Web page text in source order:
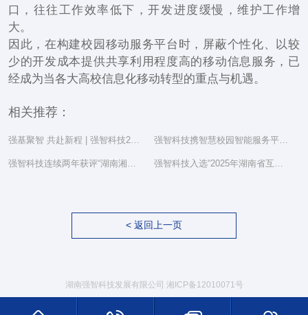
口，往往工作效率低下，开发进度缓慢，维护工作增
大。
因此，在构建校园移动服务平台时，屏蔽个性化、以较
少的开发成本提供共享利用程度高的移动信息服务，已
经成为当各大高校信息化移动转型的重点与机遇。
相关推荐：
强基聚智 共赴新程 | 强智科技2025年度总结表彰大会隆重举行 强智科技携智慧校园智能服务平台亮相湖南省教育信息化工作研讨会
强智科技连续两年获评“湖南湘江新区民营企业社会责任百强” 强智科技入选“2025年湖南省互联网综合实力前三十家企业”
< 返回上一页
湖南强智科技发展有限公司 湘ICP备12010071号